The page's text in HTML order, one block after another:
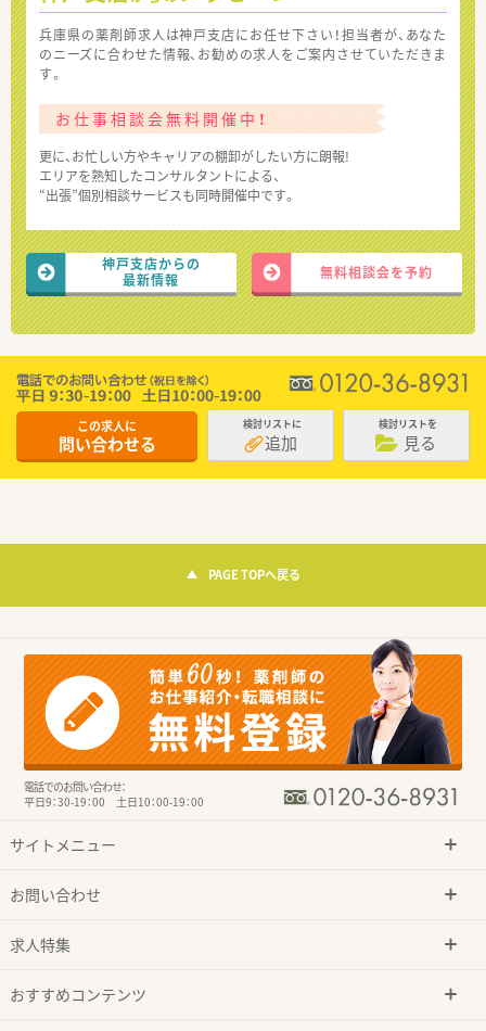
兵庫県の薬剤師求人は神戸支店にお任せ下さい！担当者が、あなた
のニーズに合わせた情報、お勧めの求人をご案内させていただきま
す。
お仕事相談会無料開催中！
更に、お忙しい方やキャリアの棚卸がしたい方に朗報!
エリアを熟知したコンサルタントによる、
“出張”個別相談サービスも同時開催中です。
神戸支店からの
最新情報
無料相談会を予約
この求人に
問い合わせる
検討リストに
追加
検討リストを
見る
PAGE TOPへ戻る
電話でのお問い合わせ：
平日9：30-19：00 土日10：00-19：00
サイトメニュー
お問い合わせ
求人特集
おすすめコンテンツ